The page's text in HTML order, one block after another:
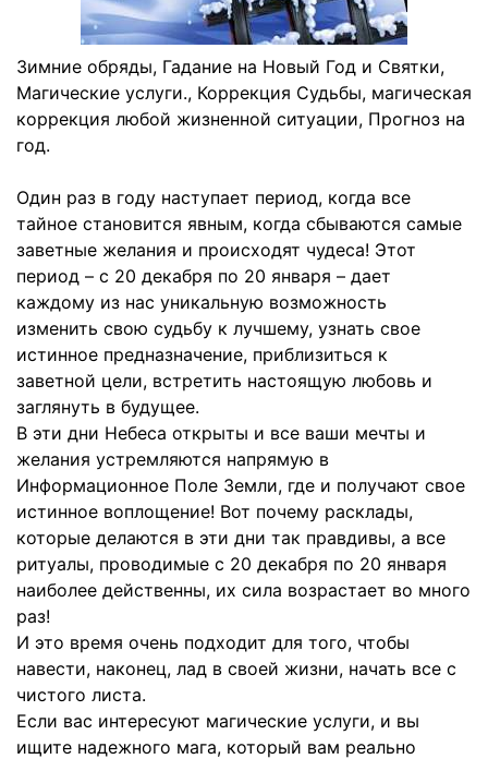
Зимние обряды, Гадание на Новый Год и Святки,
Магические услуги., Коррекция Судьбы, магическая
коррекция любой жизненной ситуации, Прогноз на
год.
Один раз в году наступает период, когда все
тайное становится явным, когда сбываются самые
заветные желания и происходят чудеса! Этот
период – с 20 декабря по 20 января – дает
каждому из нас уникальную возможность
изменить свою судьбу к лучшему, узнать свое
истинное предназначение, приблизиться к
заветной цели, встретить настоящую любовь и
заглянуть в будущее.
В эти дни Небеса открыты и все ваши мечты и
желания устремляются напрямую в
Информационное Поле Земли, где и получают свое
истинное воплощение! Вот почему расклады,
которые делаются в эти дни так правдивы, а все
ритуалы, проводимые с 20 декабря по 20 января
наиболее действенны, их сила возрастает во много
раз!
И это время очень подходит для того, чтобы
навести, наконец, лад в своей жизни, начать все с
чистого листа.
Если вас интересуют магические услуги, и вы
ищите надежного мага, который вам реально